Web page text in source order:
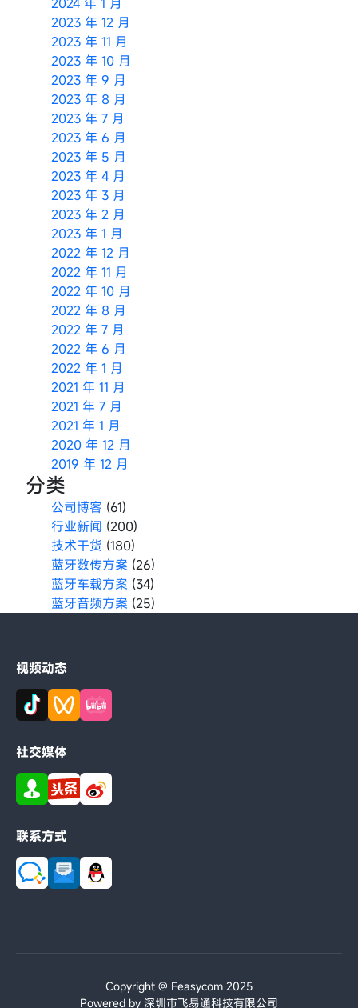
2023 年 12 月
2023 年 11 月
2023 年 10 月
2023 年 9 月
2023 年 8 月
2023 年 7 月
2023 年 6 月
2023 年 5 月
2023 年 4 月
2023 年 3 月
2023 年 2 月
2023 年 1 月
2022 年 12 月
2022 年 11 月
2022 年 10 月
2022 年 8 月
2022 年 7 月
2022 年 6 月
2022 年 1 月
2021 年 11 月
2021 年 7 月
2021 年 1 月
2020 年 12 月
2019 年 12 月
分类
公司博客 (61)
行业新闻 (200)
技术干货 (180)
蓝牙数传方案 (26)
蓝牙车载方案 (34)
蓝牙音频方案 (25)
视频动态
社交媒体
联系方式
Copyright @ Feasycom 2025
Powered by 深圳市飞易通科技有限公司